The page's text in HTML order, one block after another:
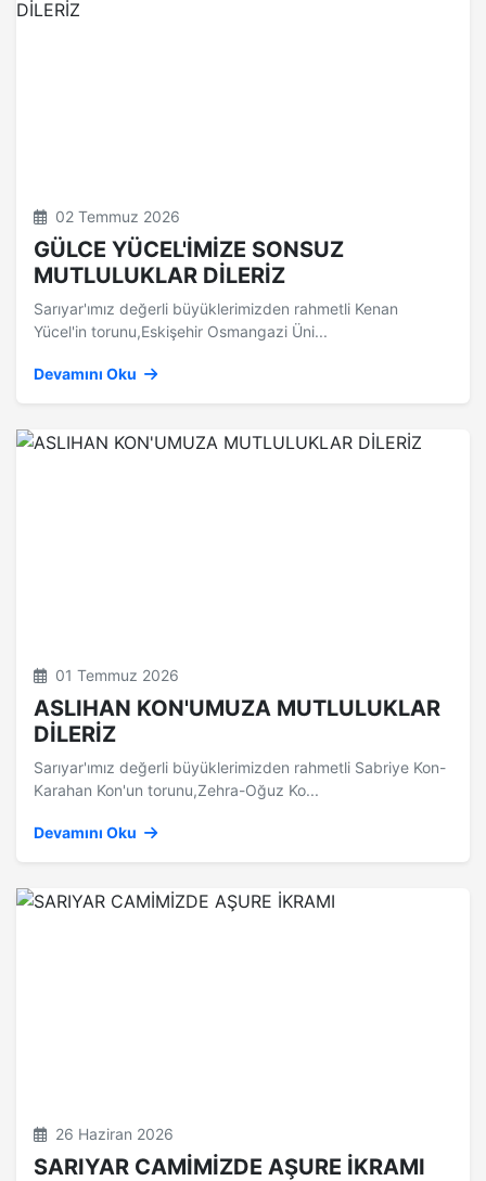
02 Temmuz 2026
GÜLCE YÜCEL'İMİZE SONSUZ
MUTLULUKLAR DİLERİZ
Sarıyar'ımız değerli büyüklerimizden rahmetli Kenan
Yücel'in torunu,Eskişehir Osmangazi Üni...
Devamını Oku
01 Temmuz 2026
ASLIHAN KON'UMUZA MUTLULUKLAR
DİLERİZ
Sarıyar'ımız değerli büyüklerimizden rahmetli Sabriye Kon-
Karahan Kon'un torunu,Zehra-Oğuz Ko...
Devamını Oku
26 Haziran 2026
SARIYAR CAMİMİZDE AŞURE İKRAMI